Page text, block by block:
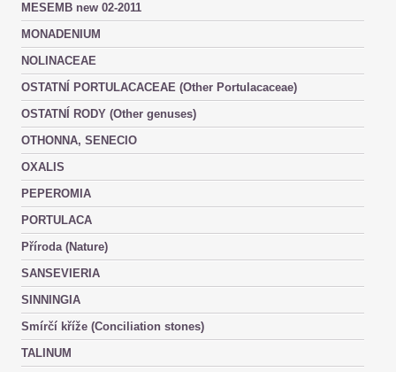
MESEMB new 02-2011
MONADENIUM
NOLINACEAE
OSTATNÍ PORTULACACEAE (Other Portulacaceae)
OSTATNÍ RODY (Other genuses)
OTHONNA, SENECIO
OXALIS
PEPEROMIA
PORTULACA
Příroda (Nature)
SANSEVIERIA
SINNINGIA
Smírčí kříže (Conciliation stones)
TALINUM